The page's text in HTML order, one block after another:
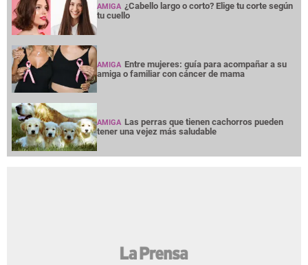
AMIGA ¿Cabello largo o corto? Elige tu corte según
tu cuello
AMIGA Entre mujeres: guía para acompañar a su
amiga o familiar con cáncer de mama
AMIGA Las perras que tienen cachorros pueden
tener una vejez más saludable